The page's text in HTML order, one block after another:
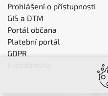
Prohlášení o přístupnosti
GIS a DTM
Portál občana
Platební portál
GDPR